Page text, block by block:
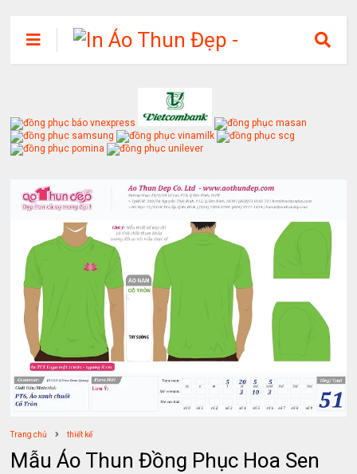
Trang chủ thiết kế
Mẫu Áo Thun Đồng Phục Hoa Sen